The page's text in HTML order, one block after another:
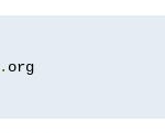
. org